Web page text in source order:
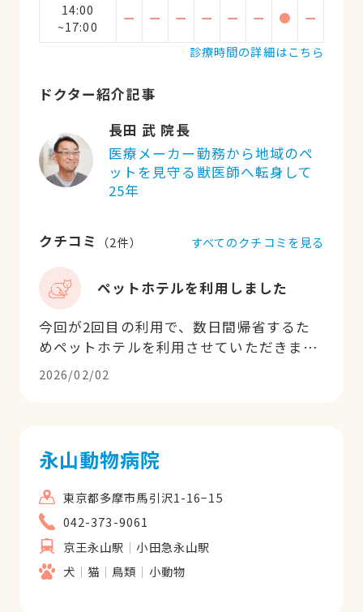
14:00
~17:00
ー ー ー ー ー ー ●
ー
診療時間の詳細はこちら
ドクター紹介記事
長田 武 院長
医療メーカー勤務から地域のペ
ットを見守る獣医師へ転身して
25年
クチコミ （2件）
ペットホテルを利用しました
今回が2回目の利用で、数日間帰省するた
めペットホテルを利用させていただきまし
た。 前回同様、特に問題なく宿泊を終えま
した。体調も良さそうで、ご飯もしっかり
様子を投稿してもらえます。飼い主として
は元気そうな姿を見られて安心しました。
応対いただいたスタッフさんも非常に丁寧
で、次回の来院時のご案内もいただきまし
た。 今回は受付にて予約しましたが、電話
での予約も可能です。 また利用したいなと
思いました！
2026/02/02
すべてのクチコミを見る
永山動物病院
東京都多摩市馬引沢1-16−15
042-373-9061
京王永山駅
小田急永山駅
犬
猫 鳥類 小動物